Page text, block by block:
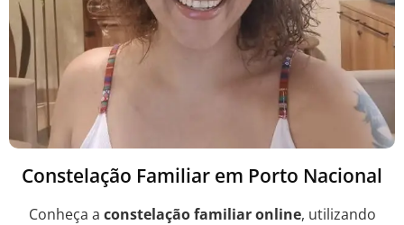
Constelação Familiar em Porto Nacional
Conheça a constelação familiar online, utilizando